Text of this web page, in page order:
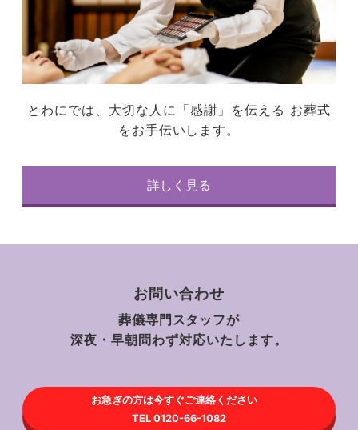
とわにでは、大切な人に「感謝」を伝える お葬式
をお手伝いします。
詳しく見る
お問い合わせ
葬儀専門スタッフが
深夜・早朝問わず対応いたします。
お急ぎの方は今すぐご連絡ください
TEL 0120-66-1082